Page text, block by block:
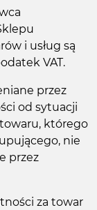
i usług są
VAT.
przez
od sytuacji
którego
nie
przez
za towar